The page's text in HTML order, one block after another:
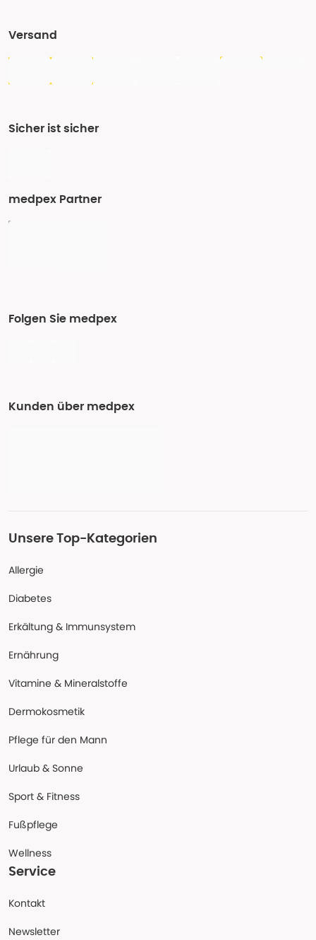
Versand
Sicher ist sicher
medpex Partner
Folgen Sie medpex
Kunden über medpex
Unsere Top-Kategorien
Allergie
Diabetes
Erkältung & Immunsystem
Ernährung
Vitamine & Mineralstoffe
Dermokosmetik
Pflege für den Mann
Urlaub & Sonne
Sport & Fitness
Fußpflege
Wellness
Service
Kontakt
Newsletter